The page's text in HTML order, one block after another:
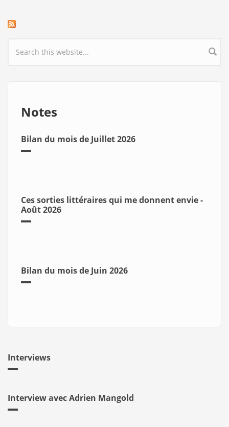
Search form
Notes
Bilan du mois de Juillet 2026
Ces sorties littéraires qui me donnent envie -
Août 2026
Bilan du mois de Juin 2026
Interviews
Interview avec Adrien Mangold